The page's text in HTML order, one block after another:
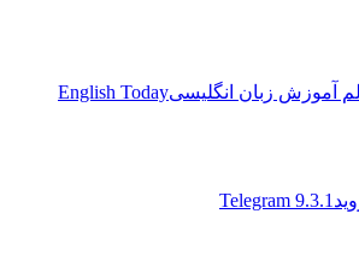
آموزش زبان انگليسیEnglish Today
Telegram 9.3.1